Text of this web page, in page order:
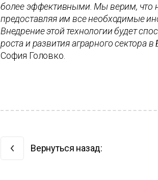
более эффективными. Мы верим, что
предоставляя им все необходимые
Внедрение этой технологии будет
роста и развития аграрного сектора в
София Головко.
Вернуться назад: